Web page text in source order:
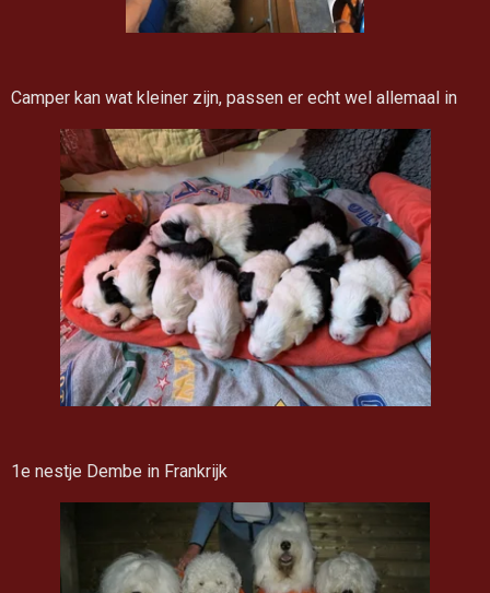
Camper kan wat kleiner zijn, passen er echt wel allemaal in
1e nestje Dembe in Frankrijk